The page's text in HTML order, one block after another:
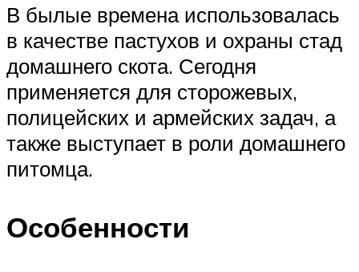
В былые времена использовалась
в качестве пастухов и охраны стад
домашнего скота. Сегодня
применяется для сторожевых,
полицейских и армейских задач, а
также выступает в роли домашнего
питомца.
Особенности